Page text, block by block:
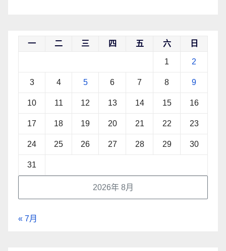
2026年 8月
一 二 三 四 五 六 日
1 2
3 4 5 6 7 8 9
10 11 12 13 14 15 16
17 18 19 20 21 22 23
24 25 26 27 28 29 30
31
« 7月